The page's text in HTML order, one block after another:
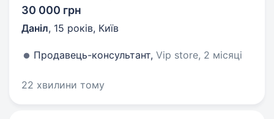
30 000 грн
Даніл, 15 років, Київ
Продавець-консультант, Vip store, 2 місяці
22 хвилини тому